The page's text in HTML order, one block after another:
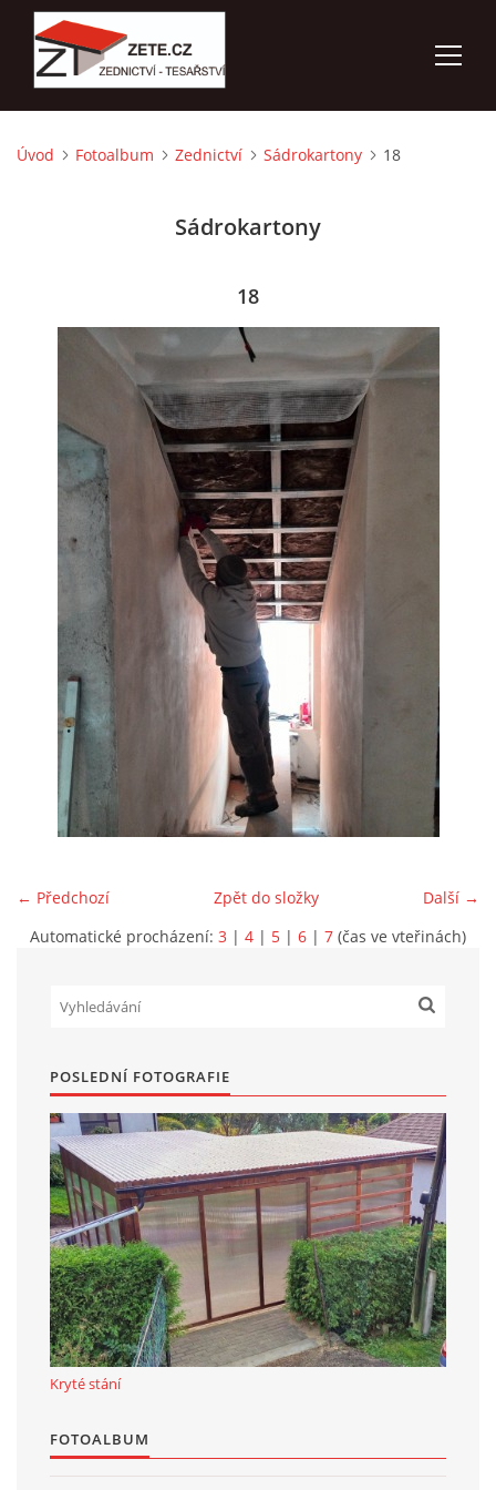
ÚVOD
KONTAKTY
3D VIZUALIZACE
Marek Petruželka
Studýnka 131
Hronov
549 46
+420 731561027
zete@zete.cz
www.zete.cz | Aktualizováno: 22. 9. 2023
Úvod Fotoalbum Zednictví Sádrokartony 18
Sádrokartony
18
← Předchozí Další →
Zpět do složky
Automatické procházení: 3 | 4 | 5 | 6 | 7 (čas ve vteřinách)
POSLEDNÍ FOTOGRAFIE
Kryté stání
FOTOALBUM